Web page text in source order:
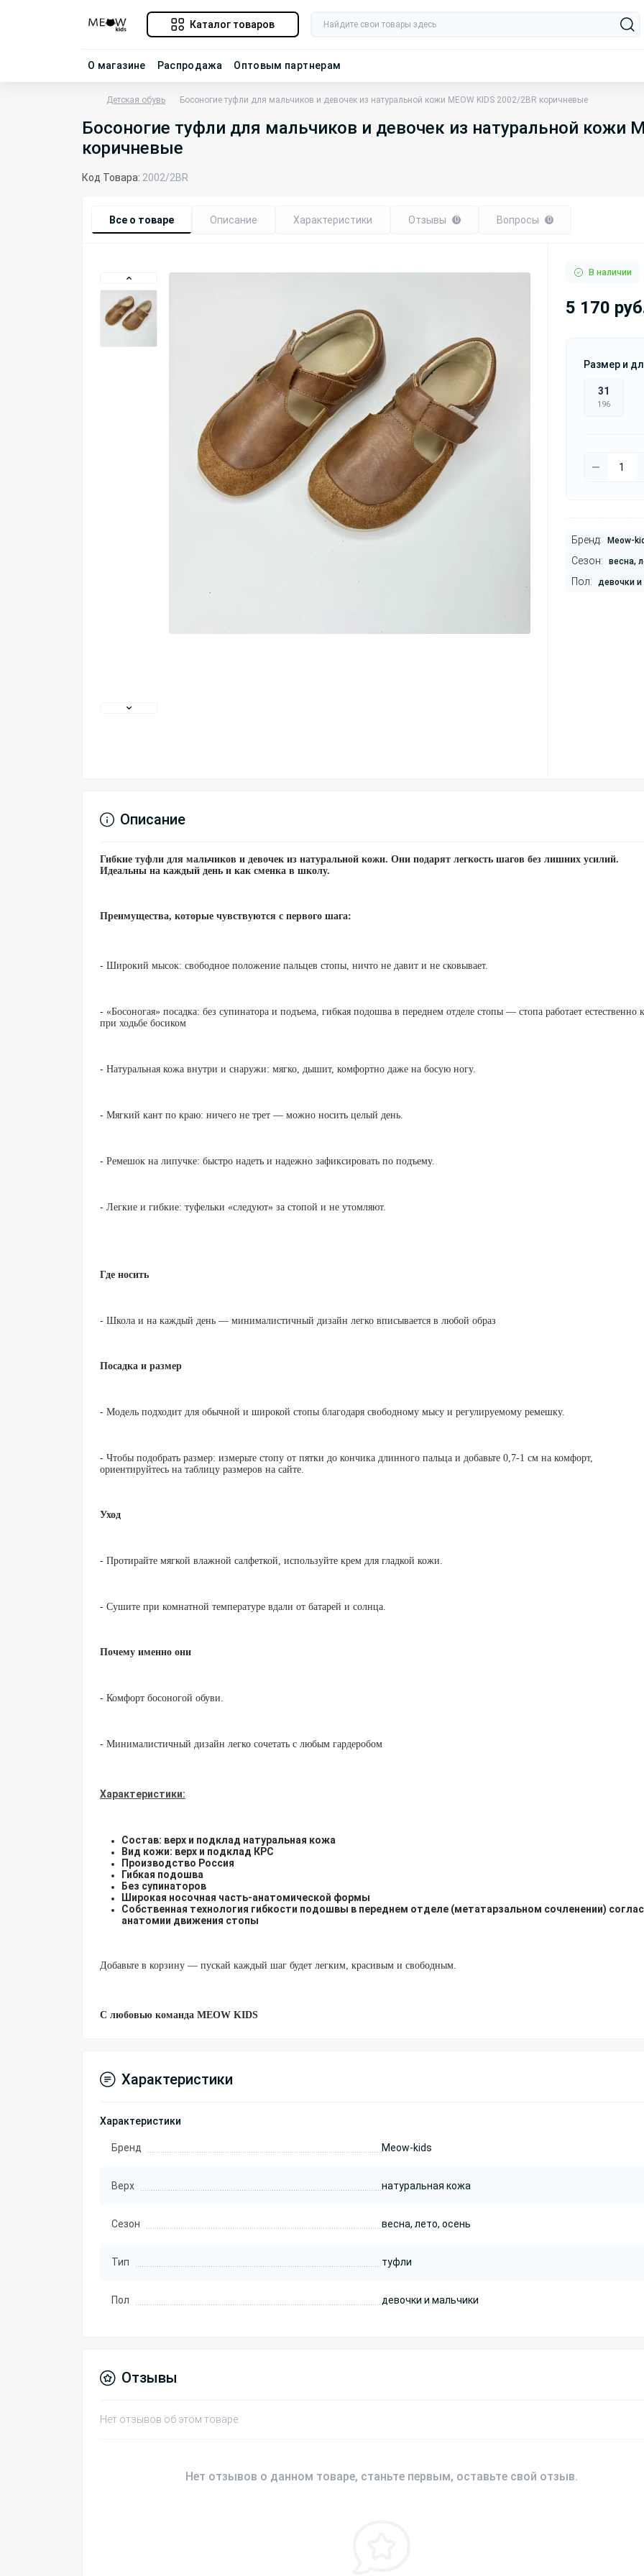
Каталог товаров
О магазине Распродажа Оптовым партнерам
Детская обувь Босоногие туфли для мальчиков и девочек из натуральной кожи MEOW KIDS 2002/2BR коричневые
Босоногие туфли для мальчиков и девочек из натуральной кожи
коричневые
Код Товара: 2002/2BR
Все о товаре Описание Характеристики Отзывы 0 Вопросы 0
В наличии
5 170
Размер и
31
196
Бренд: Meow-
Сезон: весна,
Пол: девочки
Описание
Гибкие туфли для мальчиков и девочек из натуральной кожи. Они подарят легкость шагов без лишних усилий.
Идеальны на каждый день и как сменка в школу.
Преимущества, которые чувствуются с первого шага:
- Широкий мысок: свободное положение пальцев стопы, ничто не давит и не сковывает.
- «Босоногая» посадка: без супинатора и подъема, гибкая подошва в переднем отделе стопы — стопа работает естественно
при ходьбе босиком
- Натуральная кожа внутри и снаружи: мягко, дышит, комфортно даже на босую ногу.
- Мягкий кант по краю: ничего не трет — можно носить целый день.
- Ремешок на липучке: быстро надеть и надежно зафиксировать по подъему.
- Легкие и гибкие: туфельки «следуют» за стопой и не утомляют.
Где носить
- Школа и на каждый день — минималистичный дизайн легко вписывается в любой образ
Посадка и размер
- Модель подходит для обычной и широкой стопы благодаря свободному мысу и регулируемому ремешку.
- Чтобы подобрать размер: измерьте стопу от пятки до кончика длинного пальца и добавьте 0,7-1 см на комфорт,
ориентируйтесь на таблицу размеров на сайте.
Уход
- Протирайте мягкой влажной салфеткой, используйте крем для гладкой кожи.
- Сушите при комнатной температуре вдали от батарей и солнца.
Почему именно они
- Комфорт босоногой обуви.
- Минималистичный дизайн легко сочетать с любым гардеробом
Характеристики:
Состав: верх и подклад натуральная кожа
Вид кожи: верх и подклад КРС
Производство Россия
Гибкая подошва
Без супинаторов
Широкая носочная часть-анатомической формы
Собственная технология гибкости подошвы в переднем отделе (метатарзальном сочленении)
анатомии движения стопы
Добавьте в корзину — пускай каждый шаг будет легким, красивым и свободным.
С любовью команда MEOW KIDS
Характеристики
Характеристики
Бренд Meow-kids
Верх натуральная кожа
Сезон весна, лето, осень
Тип туфли
Пол девочки и мальчики
Отзывы
Нет отзывов об этом товаре.
Нет отзывов о данном товаре, станьте первым, оставьте свой отзыв.